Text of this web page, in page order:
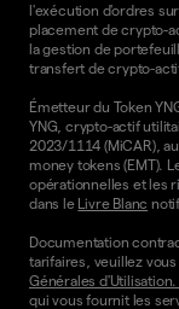
l'exécution d'ordres
placement de crypto-
la gestion de
transfert de crypto-
Émetteur du Token
YNG, crypto-actif
2023/1114 (MiCAR),
money tokens (EMT).
opérationnelles et les
dans le Livre Blanc
Documentation
tarifaires, veuillez
Générales d'Utilisation.
qui vous fournit les